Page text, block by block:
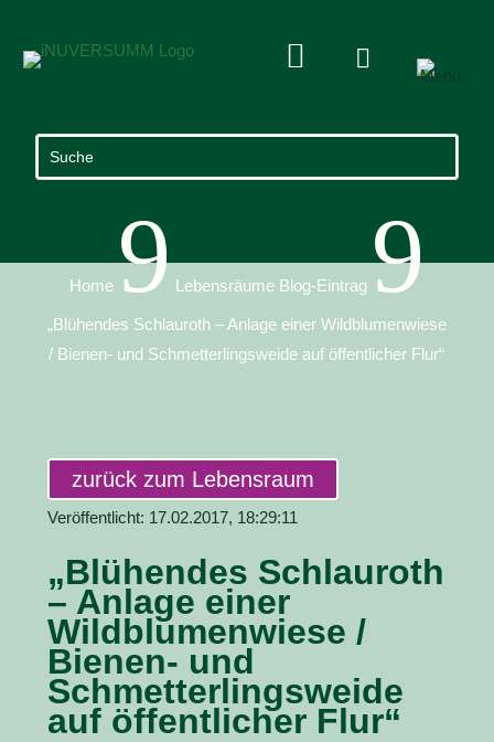
 
Home 9 Lebensräume Blog-Eintrag 9
„Blühendes Schlauroth – Anlage einer Wildblumenwiese
/ Bienen- und Schmetterlingsweide auf öffentlicher Flur“
zurück zum Lebensraum
Veröffentlicht: 17.02.2017, 18:29:11
„Blühendes Schlauroth
– Anlage einer
Wildblumenwiese /
Bienen- und
Schmetterlingsweide
auf öffentlicher Flur“